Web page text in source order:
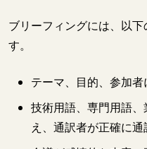
ブリーフィングには、以
す。
テーマ、目的、参加者
技術用語、専門用語
え、通訳者が正確に通